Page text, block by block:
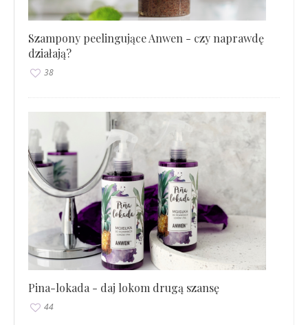
Szampony peelingujące Anwen - czy naprawdę
działają?
38
Pina-lokada - daj lokom drugą szansę
44